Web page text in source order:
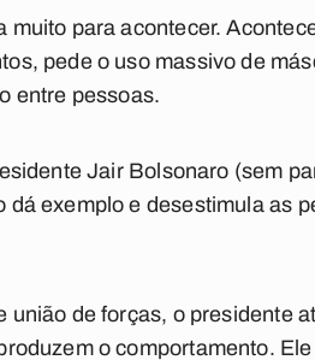
muito para acontecer.
pede o uso massivo de
entre pessoas.
Jair Bolsonaro (sem
dá exemplo e desestimula as
união de forças, o presidente
o comportamento.